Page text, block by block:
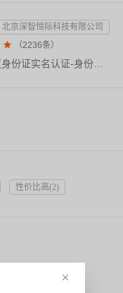
北京深智恒际科技有限公司
 （2236条）
【7年老店-技术扎实】【身份证实名认证-身份证二要素】【免费赠送OCR产品】【精品API提供精品服务】身份实名认证二要素接口是根据核对姓名和身份证号码是否一致，进而核验个人身份真伪。身份实名认证-身份证-身份实名认证核验-身份实名认证-实名认证-身份证实名认证查询-身份实名认证-中国港澳台身份实名认证-身份实名认证查询-身份证认证-身份证实名】【有问题随时联系客服，及时响应】
性价比高(2)